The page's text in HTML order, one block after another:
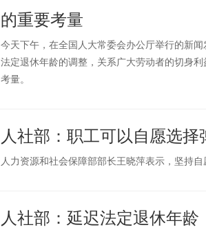
的重要考量
今天下午，在全国人大常委会办公厅举行的新
法定退休年龄的调整，关系广大劳动者的切身
考量。
人社部：职工可以自愿选
人力资源和社会保障部部长王晓萍表示，坚持
人社部：延迟法定退休年